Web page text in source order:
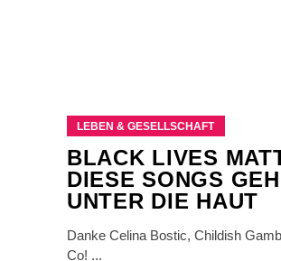
LEBEN & GESELLSCHAFT
BLACK LIVES
DIESE SONGS
UNTER DIE HAUT
Danke Celina Bostic, Childish
Co!